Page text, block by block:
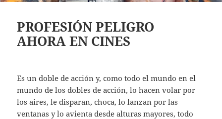
PROFESIÓN PELIGRO
AHORA EN CINES
Es un doble de acción y, como todo el mundo en el
mundo de los dobles de acción, lo hacen volar por
los aires, le disparan, choca, lo lanzan por las
ventanas y lo avienta desde alturas mayores, todo